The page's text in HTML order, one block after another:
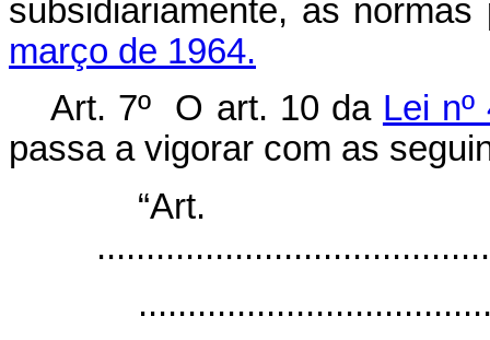
subsidiariamente, as
março de 1964.
Art. 7º O art. 10 da Lei
passa a vigorar com as